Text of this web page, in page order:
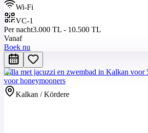
Wi-Fi
VC-1
Per nacht3.000 TL - 10.500 TL
Vanaf
Boek nu
Villa met jacuzzi en zwembad in Kalkan voor
voor honeymooners
Kalkan / Kördere